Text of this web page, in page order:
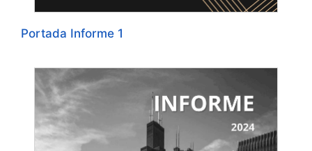
Portada Informe 1